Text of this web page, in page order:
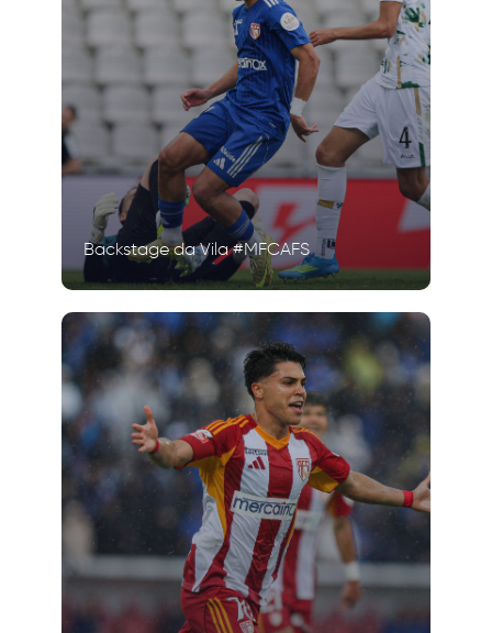
Backstage da Vila #MFCAFS